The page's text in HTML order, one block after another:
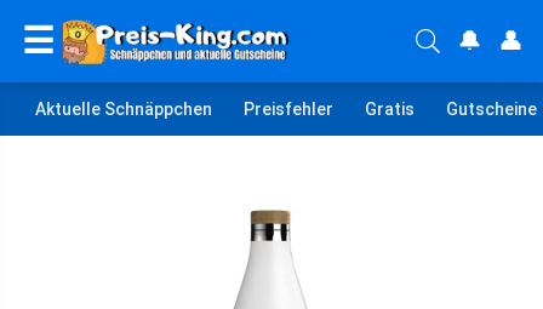
☰ 🔔 👤
Aktuelle Schnäppchen Preisfehler Gratis Gutscheine